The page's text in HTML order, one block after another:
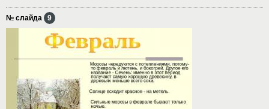
№ слайда 9